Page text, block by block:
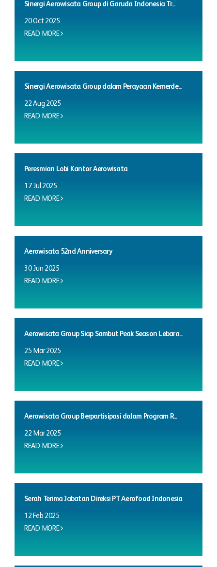
Sinergi Aerowisata Group di Garuda Indonesia Tr...
20 Oct 2025
READ MORE
Sinergi Aerowisata Group dalam Perayaan Kemerde...
22 Aug 2025
READ MORE
Peresmian Lobi Kantor Aerowisata
17 Jul 2025
READ MORE
Aerowisata 52nd Anniversary
30 Jun 2025
READ MORE
Aerowisata Group Siap Sambut Peak Season Lebara...
25 Mar 2025
READ MORE
Aerowisata Group Berpartisipasi dalam Program R...
22 Mar 2025
READ MORE
Serah Terima Jabatan Direksi PT Aerofood Indonesia
12 Feb 2025
READ MORE